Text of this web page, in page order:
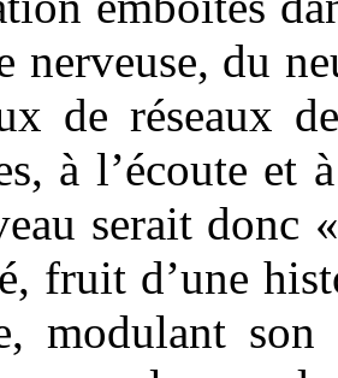
nerveuse, du
de réseaux
à l’écoute et
serait donc
fruit d’une
modulant